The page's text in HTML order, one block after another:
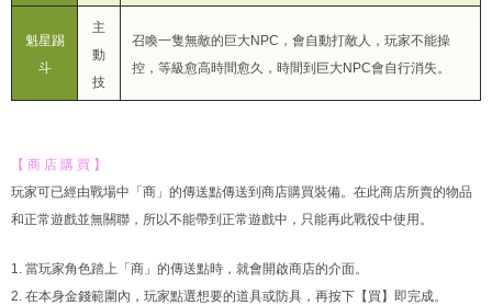
魁星踢
斗
主
動
技
召喚一隻無敵的巨大NPC，會自動打敵人，玩家不能操
控，等級愈高時間愈久，時間到巨大NPC會自行消失。
【 商 店 購 買 】
玩家可已經由戰場中「商」的傳送點傳送到商店購買裝備。在此商店所賣的物品
和正常遊戲並無關聯，所以不能帶到正常遊戲中，只能再此戰役中使用。
1. 當玩家角色踏上「商」的傳送點時，就會開啟商店的介面。
2. 在本身金錢範圍內，玩家點選想要的道具或防具，再按下【買】即完成。